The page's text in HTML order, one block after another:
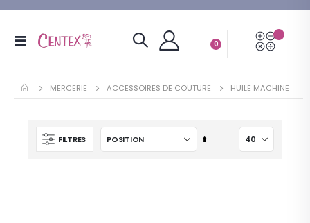
Basculer
Panier
0articles Mon
MERCERIE ACCESSOIRES DE COUTURE HUILE MACHINE
FILTRES
Par